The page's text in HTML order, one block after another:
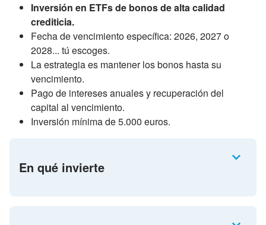
Inversión en ETFs de bonos de alta calidad
crediticia.
Fecha de vencimiento específica: 2026, 2027 o
2028... tú escoges.
La estrategia es mantener los bonos hasta su
vencimiento.
Pago de intereses anuales y recuperación del
capital al vencimiento.
Inversión mínima de 5.000 euros.
En qué invierte